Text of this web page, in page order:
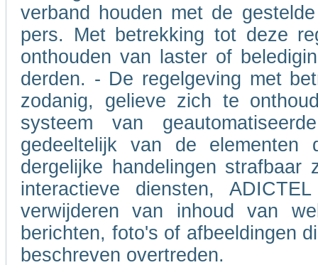
verband houden met de
pers. Met betrekking tot deze
onthouden van laster of
derden. - De regelgeving met
zodanig, gelieve zich te
systeem van
gedeeltelijk van de
dergelijke handelingen
interactieve diensten,
verwijderen van inhoud van
berichten, foto's of afbeeldingen
beschreven overtreden.